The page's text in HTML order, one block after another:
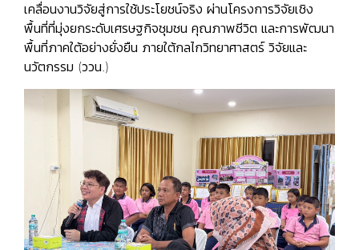
เคลื่อนงานวิจัยสู่การใช้ประโยชน์จริง ผ่านโครงการวิจัยเชิง
พื้นที่ที่มุ่งยกระดับเศรษฐกิจชุมชน คุณภาพชีวิต และการพัฒนา
พื้นที่ภาคใต้อย่างยั่งยืน ภายใต้กลไกวิทยาศาสตร์ วิจัยและ
นวัตกรรม (ววน.)